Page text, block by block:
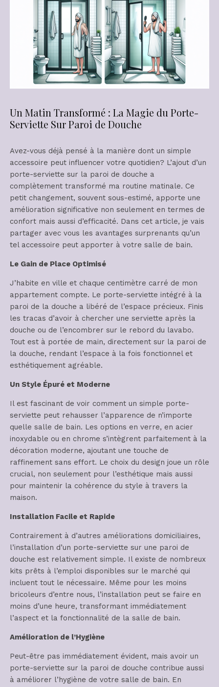
Un Matin Transformé : La Magie du Porte-
Serviette Sur Paroi de Douche
Avez-vous déjà pensé à la manière dont un simple
accessoire peut influencer votre quotidien? L’ajout d’un
porte-serviette sur la paroi de douche a
complètement transformé ma routine matinale. Ce
petit changement, souvent sous-estimé, apporte une
amélioration significative non seulement en termes de
confort mais aussi d’efficacité. Dans cet article, je vais
partager avec vous les avantages surprenants qu’un
tel accessoire peut apporter à votre salle de bain.
Le Gain de Place Optimisé
J’habite en ville et chaque centimètre carré de mon
appartement compte. Le porte-serviette intégré à la
paroi de la douche a libéré de l’espace précieux. Finis
les tracas d’avoir à chercher une serviette après la
douche ou de l’encombrer sur le rebord du lavabo.
Tout est à portée de main, directement sur la paroi de
la douche, rendant l’espace à la fois fonctionnel et
esthétiquement agréable.
Un Style Épuré et Moderne
Il est fascinant de voir comment un simple porte-
serviette peut rehausser l’apparence de n’importe
quelle salle de bain. Les options en verre, en acier
inoxydable ou en chrome s’intègrent parfaitement à la
décoration moderne, ajoutant une touche de
raffinement sans effort. Le choix du design joue un rôle
crucial, non seulement pour l’esthétique mais aussi
pour maintenir la cohérence du style à travers la
maison.
Installation Facile et Rapide
Contrairement à d’autres améliorations domiciliaires,
l’installation d’un porte-serviette sur une paroi de
douche est relativement simple. Il existe de nombreux
kits prêts à l’emploi disponibles sur le marché qui
incluent tout le nécessaire. Même pour les moins
bricoleurs d’entre nous, l’installation peut se faire en
moins d’une heure, transformant immédiatement
l’aspect et la fonctionnalité de la salle de bain.
Amélioration de l’Hygiène
Peut-être pas immédiatement évident, mais avoir un
porte-serviette sur la paroi de douche contribue aussi
à améliorer l’hygiène de votre salle de bain. En